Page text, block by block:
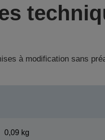
à modification sans
0,09 kg